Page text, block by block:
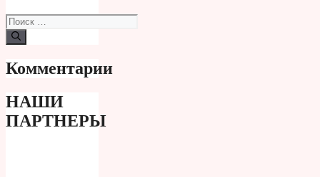
Поиск:
Комментарии
НАШИ
ПАРТНЕРЫ